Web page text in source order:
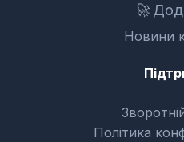
🚀
Новини
Політика